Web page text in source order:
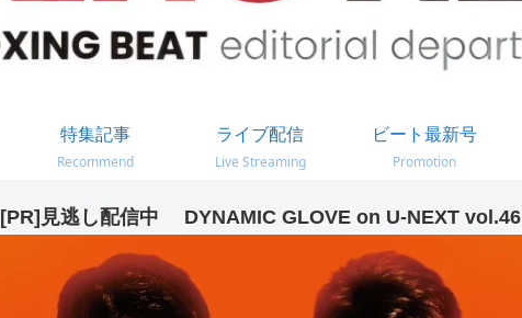
特集記事
Recommend
ライブ配信
Live Streaming
ビート最新号
Promotion
[PR]見逃し配信中 DYNAMIC GLOVE on U-NEXT vol.46